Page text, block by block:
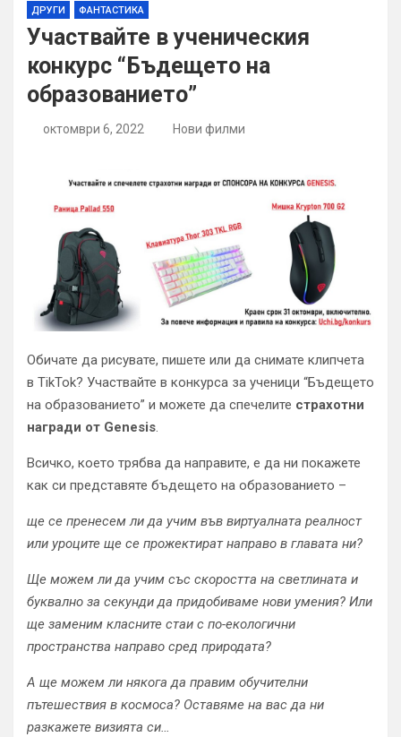
ДРУГИ ФАНТАСТИКА
Участвайте в ученическия
конкурс “Бъдещето на
образованието”
октомври 6, 2022 Нови филми
Обичате да рисувате, пишете или да снимате клипчета
в TikTok? Участвайте в конкурса за ученици “Бъдещето
на образованието” и можете да спечелите страхотни
награди от Genesis.
Всичко, което трябва да направите, е да ни покажете
как си представяте бъдещето на образованието –
ще се пренесем ли да учим във виртуалната реалност
или уроците ще се прожектират направо в главата ни?
Ще можем ли да учим със скоростта на светлината и
буквално за секунди да придобиваме нови умения? Или
ще заменим класните стаи с по-екологични
пространства направо сред природата?
А ще можем ли някога да правим обучителни
пътешествия в космоса? Оставяме на вас да ни
разкажете визията си…